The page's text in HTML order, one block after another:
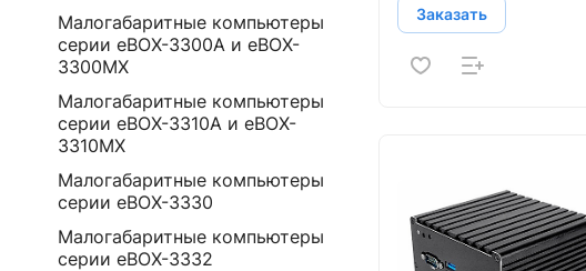
Заказать
Малогабаритные компьютеры
серии eBOX-3300A и eBOX-
3300MX
Малогабаритные компьютеры
серии eBOX-3310A и eBOX-
3310MX
Малогабаритные компьютеры
серии eBOX-3330
Малогабаритные компьютеры
серии eBOX-3332